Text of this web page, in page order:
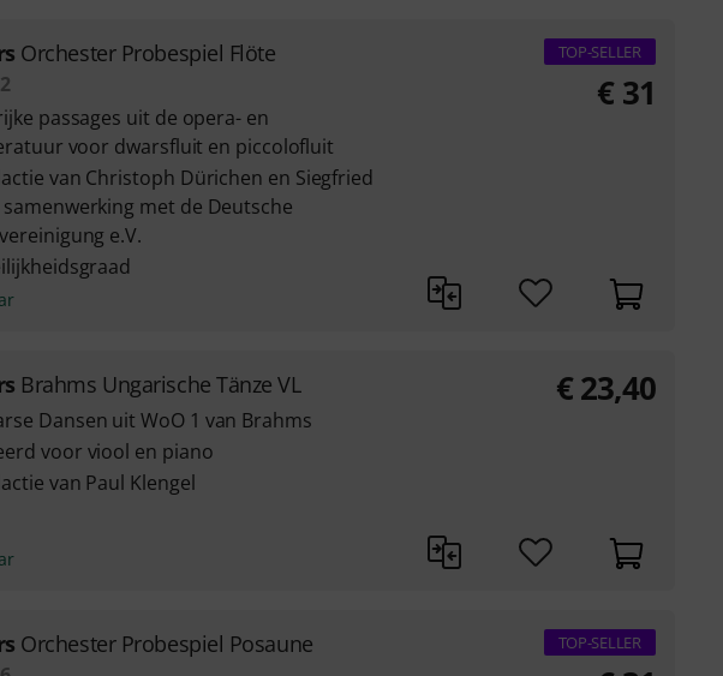
Orchester Probespiel Flöte
2
passages uit de opera- en
voor dwarsfluit en piccolofluit
van Christoph Dürichen en Siegfried
met de Deutsche
e.V.
TOP-SELLER
€ 31
Brahms Ungarische Tänze VL
Dansen uit WoO 1 van Brahms
voor viool en piano
van Paul Klengel
€ 23,40
Orchester Probespiel Posaune TOP-SELLER